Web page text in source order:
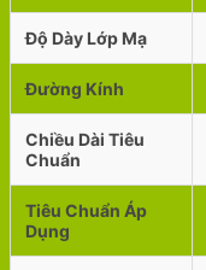
Độ Dày Lớp Mạ
Đường Kính
Chiều Dài Tiêu
Chuẩn
Tiêu Chuẩn Áp
Dụng